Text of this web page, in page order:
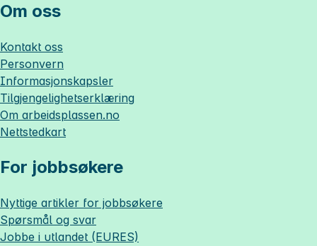
Om oss
Kontakt oss
Personvern
Informasjonskapsler
Tilgjengelighetserklæring
Om arbeidsplassen.no
Nettstedkart
For jobbsøkere
Nyttige artikler for jobbsøkere
Spørsmål og svar
Jobbe i utlandet (EURES)